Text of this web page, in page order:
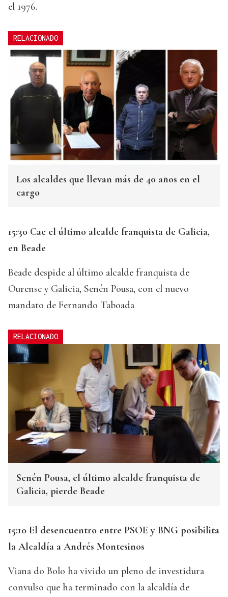
el 1976.
RELACIONADO
Los alcaldes que llevan más de 40 años en el
cargo
15:30 Cae el último alcalde franquista de Galicia,
en Beade
Beade despide al último alcalde franquista de
Ourense y Galicia, Senén Pousa, con el nuevo
mandato de Fernando Taboada
RELACIONADO
Senén Pousa, el último alcalde franquista de
Galicia, pierde Beade
15:10 El desencuentro entre PSOE y BNG posibilita
la Alcaldía a Andrés Montesinos
Viana do Bolo ha vivido un pleno de investidura
convulso que ha terminado con la alcaldía de